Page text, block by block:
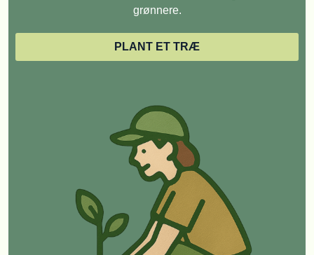
grønnere.
PLANT ET TRÆ